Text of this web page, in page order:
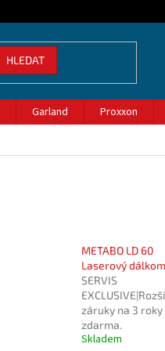
HLEDAT
Garland Proxxon
METABO LD 60
Laserový
SERVIS
záruky na 3 roky
zdarma.
Skladem